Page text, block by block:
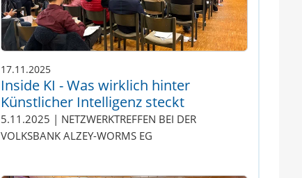
17.11.2025
Inside KI - Was wirklich hinter
Künstlicher Intelligenz steckt
5.11.2025 | NETZWERKTREFFEN BEI DER
VOLKSBANK ALZEY-WORMS EG